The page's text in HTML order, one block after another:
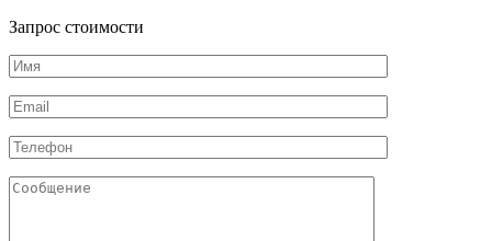
Запрос стоимости